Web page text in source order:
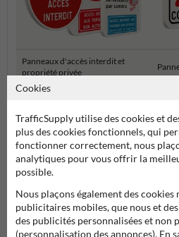
Panneaux d'accès interdit et
propriété privée
Cookies
TrafficSupply utilise des cookies et
plus des cookies fonctionnels, qui
fonctionner correctement, nous
analytiques pour vous offrir la
possible.
Nous plaçons également des
publicitaires mobiles, que nous et
des publicités personnalisées et non
(personnalisation des annonces). En